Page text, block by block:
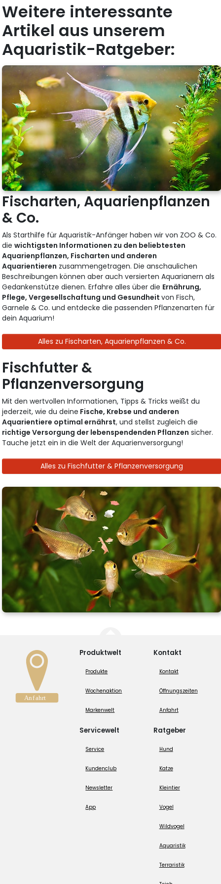
Weitere interessante
Artikel aus unserem
Aquaristik-Ratgeber:
Fischarten, Aquarienpflanzen
& Co.
Als Starthilfe für Aquaristik-Anfänger haben wir von ZOO & Co.
diewichtigsten Informationen zu den beliebtesten
Aquarienpflanzen, Fischarten und anderen
Aquarientieren zusammengetragen. Die anschaulichen
Beschreibungen können aber auch versierten Aquarianern als
Gedankenstütze dienen. Erfahre alles über die Ernährung,
Pflege, Vergesellschaftung und Gesundheitvon Fisch,
Garnele & Co. und entdecke die passenden Pflanzenarten für
dein Aquarium!
Alles zu Fischarten, Aquarienpflanzen & Co.
Fischfutter &
Pflanzenversorgung
Mit den wertvollen Informationen, Tipps & Tricks weißt du
jederzeit, wie du deine Fische, Krebse und anderen
Aquarientiere optimal ernährst, und stellst zugleich die
richtige Versorgung der lebenspendenden Pflanzen sicher.
Tauche jetzt ein in die Welt der Aquarienversorgung!
Alles zu Fischfutter & Pflanzenversorgung
Produktwelt
Produkte
Wochenaktion
Markenwelt
Servicewelt
Service
Kundenclub
Newsletter
App
Kontakt
Kontakt
Öffnungszeiten
Anfahrt
Ratgeber
Hund
Katze
Kleintier
Vogel
Wildvogel
Aquaristik
Terraristik